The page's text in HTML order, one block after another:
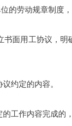
的劳动规章制度
书面用工协议，
约定的内容。
工作内容完成的